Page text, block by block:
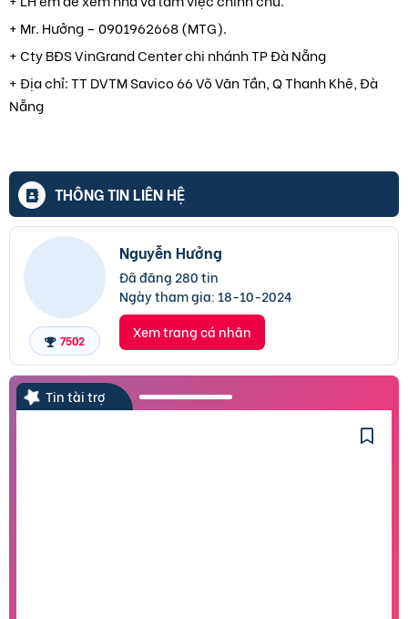
+ Mr. Hưởng – 0901962668 (MTG).
+ Cty BĐS VinGrand Center chi nhánh TP Đà Nẵng
+ Địa chỉ: TT DVTM Savico 66 Võ Văn Tần, Q Thanh Khê, Đà
Nẵng
THÔNG TIN LIÊN HỆ
7502
Nguyễn Hưởng
Đã đăng 280 tin
Ngày tham gia: 18-10-2024
Xem trang cá nhân
Tin tài trợ